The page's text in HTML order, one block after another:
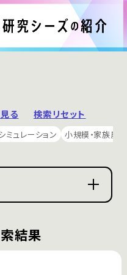
る 検索リセット
ミュレーション 小規模・家族農業
索結果